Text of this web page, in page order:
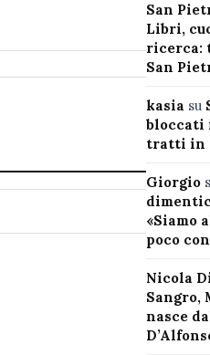
San
Libri,
ricerca:
San
kasia su
bloccati
tratti in
Giorgio
«Siamo
poco
Nicola
Sangro,
nasce